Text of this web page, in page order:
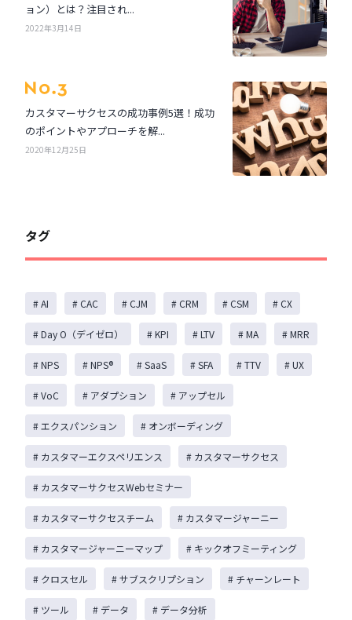
ョン）とは？注目され...
2022年3月14日
カスタマーサクセスの成功事例5選！成功
のポイントやアプローチを解...
2020年12月25日
タグ
# AI # CAC # CJM # CRM # CSM # CX
# Day O（デイゼロ） # KPI # LTV # MA # MRR
# NPS # NPS®️ # SaaS # SFA # TTV # UX
# VoC # アダプション # アップセル
# エクスパンション # オンボーディング
# カスタマーエクスペリエンス # カスタマーサクセス
# カスタマーサクセスWebセミナー
# カスタマーサクセスチーム # カスタマージャーニー
# カスタマージャーニーマップ # キックオフミーティング
# クロスセル # サブスクリプション # チャーンレート
# ツール # データ # データ分析